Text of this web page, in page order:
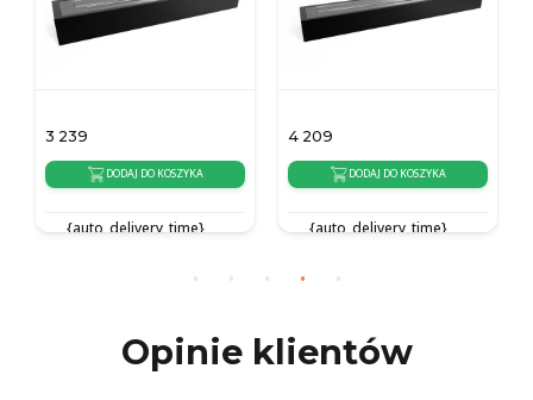
3 239
DODAJ DO KOSZYKA
{auto_delivery_time}
4 209
DODAJ DO KOSZYKA
{auto_delivery_time}
Opinie klientów